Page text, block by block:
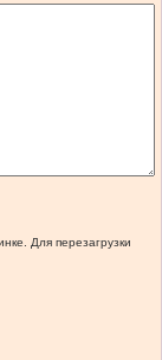
Для перезагрузки